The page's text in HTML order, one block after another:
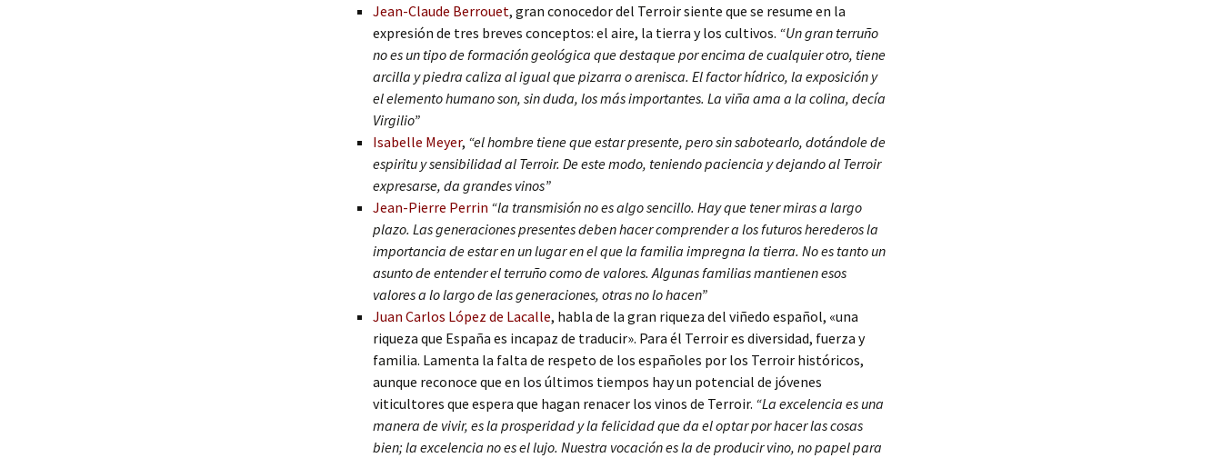
Jean-Claude Berrouet, gran conocedor del Terroir siente que se resume en la
expresión de tres breves conceptos: el aire, la tierra y los cultivos. “Un gran terruño
no es un tipo de formación geológica que destaque por encima de cualquier otro, tiene
arcilla y piedra caliza al igual que pizarra o arenisca. El factor hídrico, la exposición y
el elemento humano son, sin duda, los más importantes. La viña ama a la colina, decía
Virgilio”
Isabelle Meyer, “el hombre tiene que estar presente, pero sin sabotearlo, dotándole de
espiritu y sensibilidad al Terroir. De este modo, teniendo paciencia y dejando al Terroir
expresarse, da grandes vinos”
Jean-Pierre Perrin “la transmisión no es algo sencillo. Hay que tener miras a largo
plazo. Las generaciones presentes deben hacer comprender a los futuros herederos la
importancia de estar en un lugar en el que la familia impregna la tierra. No es tanto un
asunto de entender el terruño como de valores. Algunas familias mantienen esos
valores a lo largo de las generaciones, otras no lo hacen”
Juan Carlos López de Lacalle, habla de la gran riqueza del viñedo español, «una
riqueza que España es incapaz de traducir». Para él Terroir es diversidad, fuerza y
familia. Lamenta la falta de respeto de los españoles por los Terroir históricos,
aunque reconoce que en los últimos tiempos hay un potencial de jóvenes
viticultores que espera que hagan renacer los vinos de Terroir. “La excelencia es una
manera de vivir, es la prosperidad y la felicidad que da el optar por hacer las cosas
bien; la excelencia no es el lujo. Nuestra vocación es la de producir vino, no papel para